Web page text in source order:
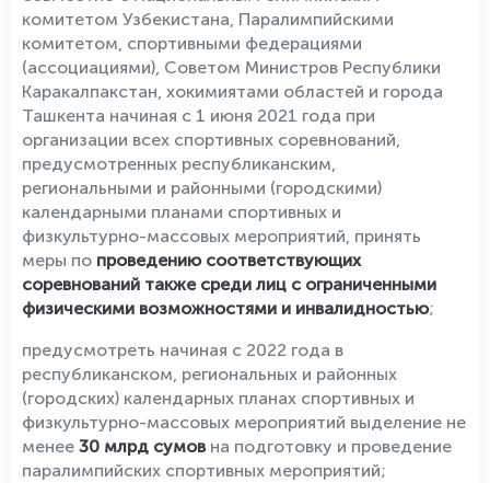
комитетом Узбекистана, Паралимпийскими
комитетом, спортивными федерациями
(ассоциациями), Советом Министров Республики
Каракалпакстан, хокимиятами областей и города
Ташкента начиная с 1 июня 2021 года при
организации всех спортивных соревнований,
предусмотренных республиканским,
региональными и районными (городскими)
календарными планами спортивных и
физкультурно-массовых мероприятий, принять
меры по проведению соответствующих
соревнований также среди лиц с ограниченными
физическими возможностями и инвалидностью;
предусмотреть начиная с 2022 года в
республиканском, региональных и районных
(городских) календарных планах спортивных и
физкультурно-массовых мероприятий выделение не
менее 30 млрд сумовна подготовку и проведение
паралимпийских спортивных мероприятий;